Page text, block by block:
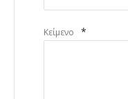
Κείμενο *